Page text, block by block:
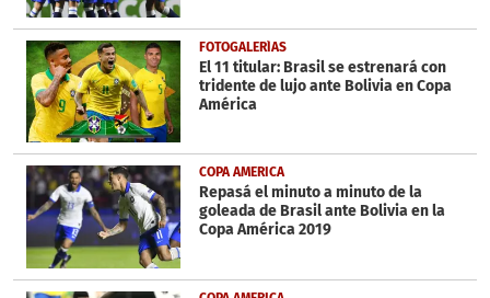
FOTOGALERÍAS
El 11 titular: Brasil se estrenará con
tridente de lujo ante Bolivia en Copa
América
COPA AMERICA
Repasá el minuto a minuto de la
goleada de Brasil ante Bolivia en la
Copa América 2019